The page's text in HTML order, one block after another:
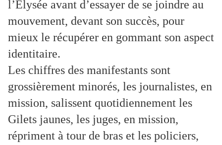
l’Élysée avant d’essayer de se joindre au
mouvement, devant son succès, pour
mieux le récupérer en gommant son aspect
identitaire.
Les chiffres des manifestants sont
grossièrement minorés, les journalistes, en
mission, salissent quotidiennement les
Gilets jaunes, les juges, en mission,
répriment à tour de bras et les policiers,